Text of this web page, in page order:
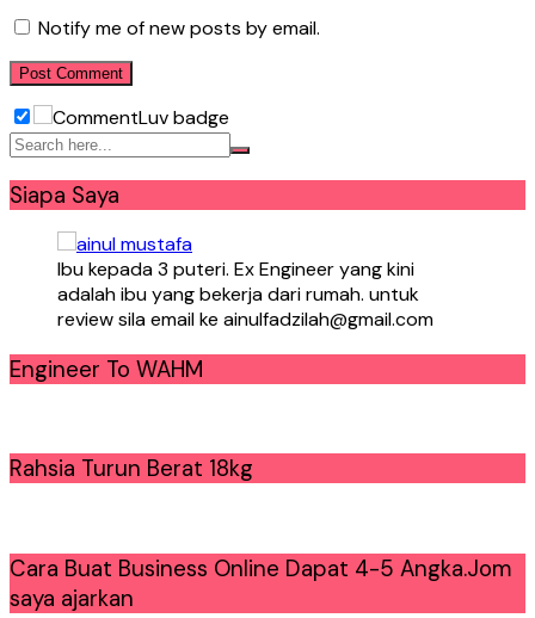
Notify me of new posts by email.
Siapa Saya
Ibu kepada 3 puteri. Ex Engineer yang kini
adalah ibu yang bekerja dari rumah. untuk
review sila email ke ainulfadzilah@gmail.com
Engineer To WAHM
Rahsia Turun Berat 18kg
Cara Buat Business Online Dapat 4-5 Angka.Jom
saya ajarkan